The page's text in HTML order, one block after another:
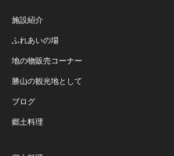
施設紹介
ふれあいの場
地の物販売コーナー
勝山の観光地として
ブログ
郷土料理